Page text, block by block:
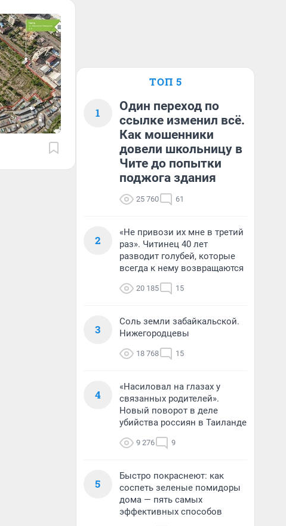
ТОП 5
1
Один переход по
ссылке изменил всё.
Как мошенники
довели школьницу в
Чите до попытки
поджога здания
25 760 61
2
«Не привози их мне в третий
раз». Читинец 40 лет
разводит голубей, которые
всегда к нему возвращаются
20 185 15
3
Соль земли забайкальской.
Нижегородцевы
18 768 15
4
«Насиловал на глазах у
связанных родителей».
Новый поворот в деле
убийства россиян в Таиланде
9 276 9
5
Быстро покраснеют: как
соспеть зеленые помидоры
дома — пять самых
эффективных способов